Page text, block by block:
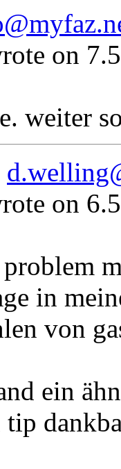
on
weiter
on
in
von
ein